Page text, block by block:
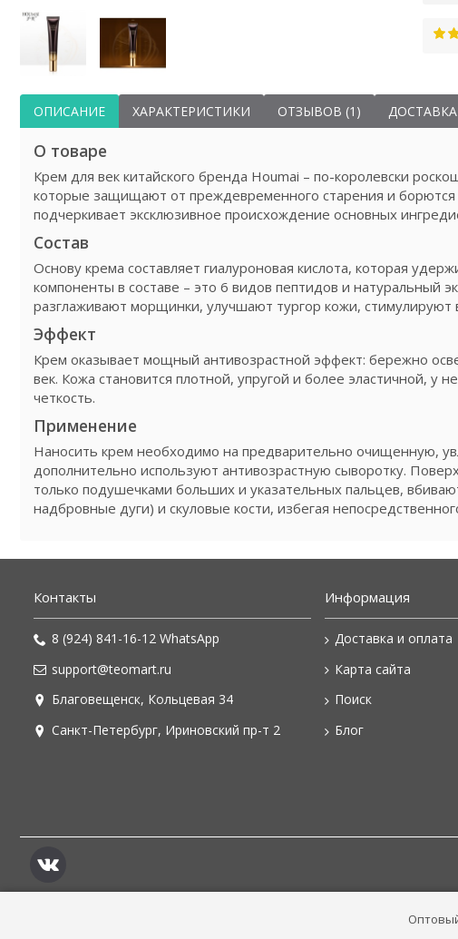
ОПИСАНИЕ ХАРАКТЕРИСТИКИ ОТЗЫВОВ (1)
О товаре
Крем для век китайского бренда Houmai – по-королевски
которые защищают от преждевременного старения и борются
подчеркивает эксклюзивное происхождение основных
Состав
Основу крема составляет гиалуроновая кислота, которая
компоненты в составе – это 6 видов пептидов и натуральный
разглаживают морщинки, улучшают тургор кожи,
Эффект
Крем оказывает мощный антивозрастной эффект: бережно
век. Кожа становится плотной, упругой и более эластичной, у
четкость.
Применение
Наносить крем необходимо на предварительно очищенную,
дополнительно используют антивозрастную сыворотку.
только подушечками больших и указательных пальцев,
надбровные дуги) и скуловые кости, избегая
Контакты
8 (924) 841-16-12 WhatsApp
support@teomart.ru
Благовещенск, Кольцевая 34
Санкт-Петербург, Ириновский пр-т 2
Информация
Доставка и оплата
Карта сайта
Поиск
Блог